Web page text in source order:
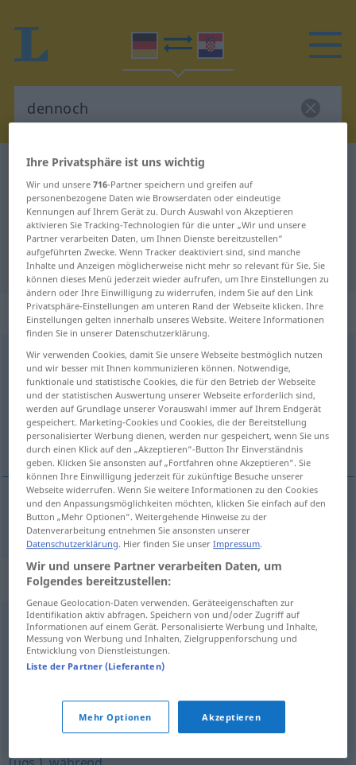
Deutsch-Kroatisch Wörterbuch
Deutsch-Kroatisch Übersetzung für
"dennoch"
"dennoch" Kroatisch Übersetzung
„dennoch“: Konjunktion
dennochkonj
Übersicht aller Übersetzungen
(Für mehr Details die Übersetzung anklicken/antippen)
ipak
ipak dennoch
Synonyme für "dennoch"
außerdem
dagegen, nur,während,andererseits
hingegen
obwohl (Hauptform),wenngleich,obgleich,trotzdem
Ihre Privatsphäre ist uns wichtig
Wir und unsere716-Partner speichern und greifen auf
personenbezogene Daten wie Browserdaten oder eindeutige
Kennungen auf Ihrem Gerät zu. Durch Auswahl von Akzeptieren
aktivieren Sie Tracking-Technologien für die unter „Wir und unsere
Partner verarbeiten Daten, um Ihnen Dienste bereitzustellen“
aufgeführten Zwecke. Wenn Tracker deaktiviert sind, sind manche
Inhalte und Anzeigen möglicherweise nicht mehr so relevant für Sie. Sie
können dieses Menü jederzeit wieder aufrufen, um Ihre Einstellungen zu
ändern oder Ihre Einwilligung zu widerrufen, indem Sie auf den Link
Privatsphäre-Einstellungen am unteren Rand der Webseite klicken. Ihre
Einstellungen gelten innerhalb unseres Website. Weitere Informationen
finden Sie in unserer Datenschutzerklärung.
Wir verwenden Cookies, damit Sie unsere Webseite bestmöglich nutzen
und wir besser mit Ihnen kommunizieren können. Notwendige,
funktionale und statistische Cookies, die für den Betrieb der Webseite
und der statistischen Auswertung unserer Webseite erforderlich sind,
werden auf Grundlage unserer Vorauswahl immer auf Ihrem Endgerät
gespeichert. Marketing-Cookies und Cookies, die der Bereitstellung
personalisierter Werbung dienen, werden nur gespeichert, wenn Sie uns
durch einen Klick auf den „Akzeptieren“-Button Ihr Einverständnis
geben. Klicken Sie ansonsten auf „Fortfahren ohne Akzeptieren“. Sie
können Ihre Einwilligung jederzeit für zukünftige Besuche unserer
Webseite widerrufen. Wenn Sie weitere Informationen zu den Cookies
und den Anpassungsmöglichkeiten möchten, klicken Sie einfach auf den
Button „Mehr Optionen“. Weitergehende Hinweise zu der
Datenverarbeitung entnehmen Sie ansonsten unserer
Datenschutzerklärung. Hier finden Sie unserImpressum.
Wir und unsere Partner verarbeiten Daten, um
Folgendes bereitzustellen:
Genaue Geolocation-Daten verwenden. Geräteeigenschaften zur
Identifikation aktiv abfragen. Speichern von und/oder Zugriff auf
Informationen auf einem Gerät. Personalisierte Werbung und Inhalte,
Messung von Werbung und Inhalten, Zielgruppenforschung und
Entwicklung von Dienstleistungen.
Liste der Partner (Lieferanten)
Mehr Optionen Akzeptieren